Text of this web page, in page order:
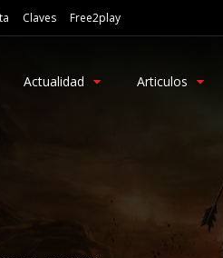
Claves Free2play
Actualidad Articulos